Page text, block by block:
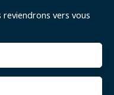
vers vous